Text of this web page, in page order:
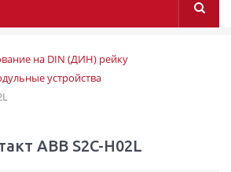
на DIN (ДИН) рейку
устройства
ABB S2C-H02L